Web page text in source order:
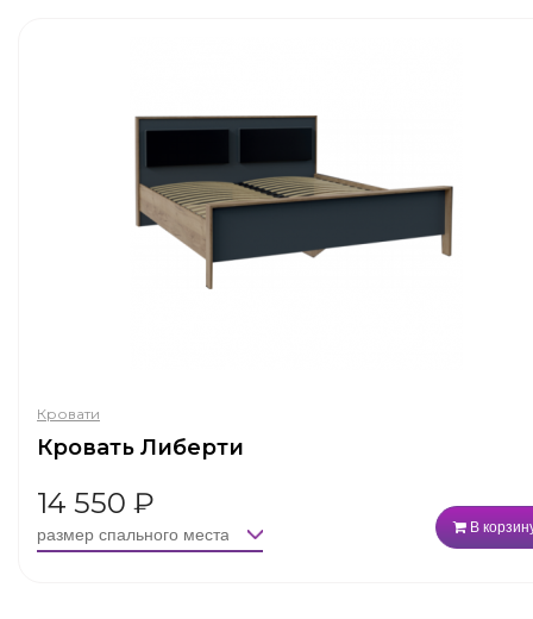
Кровати
Кровать Либерти
14 550 ₽
В